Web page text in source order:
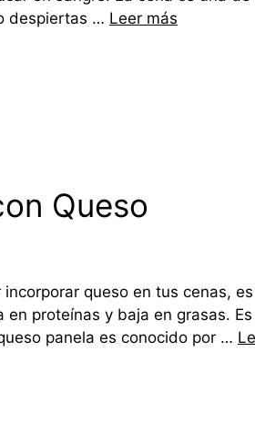
despiertas … Leer más
Queso
queso en tus cenas,
proteínas y baja en grasas.
panela es conocido por …